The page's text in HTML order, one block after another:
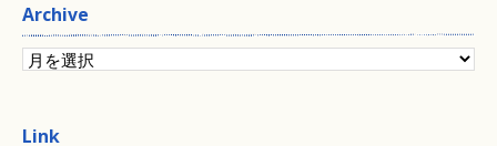
Archive